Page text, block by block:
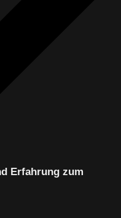
Erfahrung zum